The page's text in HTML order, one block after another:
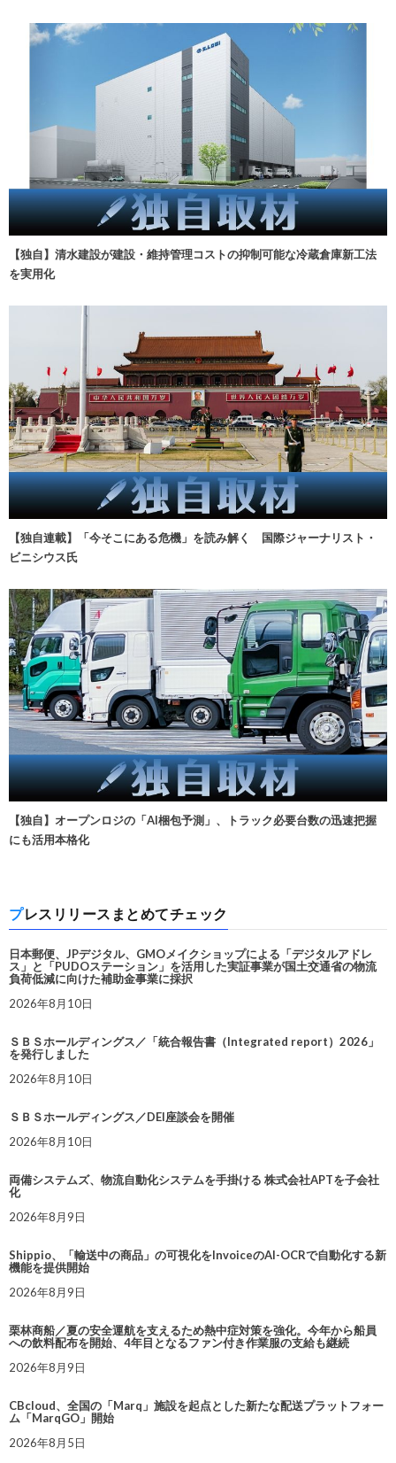
【独自】清水建設が建設・維持管理コストの抑制可能な冷蔵倉庫新工法
を実用化
【独自連載】「今そこにある危機」を読み解く 国際ジャーナリスト・
ビニシウス氏
【独自】オープンロジの「AI梱包予測」、トラック必要台数の迅速把握
にも活用本格化
プレスリリースまとめてチェック
日本郵便、JPデジタル、GMOメイクショップによる「デジタルアドレ
ス」と「PUDOステーション」を活用した実証事業が国土交通省の物流
負荷低減に向けた補助金事業に採択
2026年8月10日
ＳＢＳホールディングス／「統合報告書（Integrated report）2026」
を発行しました
2026年8月10日
ＳＢＳホールディングス／DEI座談会を開催
2026年8月10日
両備システムズ、物流自動化システムを手掛ける 株式会社APTを子会社
化
2026年8月9日
Shippio、「輸送中の商品」の可視化をInvoiceのAI-OCRで自動化する新
機能を提供開始
2026年8月9日
栗林商船／夏の安全運航を支えるため熱中症対策を強化。今年から船員
への飲料配布を開始、4年目となるファン付き作業服の支給も継続
2026年8月9日
CBcloud、全国の「Marq」施設を起点とした新たな配送プラットフォー
ム「MarqGO」開始
2026年8月5日